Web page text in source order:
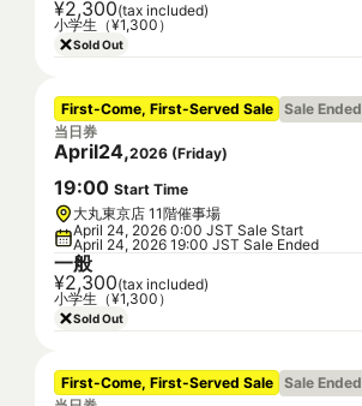
¥2,300(tax included)
小学生（¥1,300）
Sold Out
First-Come, First-Served Sale Sale Ended
当日券
April24,2026 (Friday)
19:00 Start Time
大丸東京店 11階催事場
April 24, 2026 0:00 JST Sale Start
April 24, 2026 19:00 JST Sale Ended
一般
¥2,300(tax included)
小学生（¥1,300）
Sold Out
First-Come, First-Served Sale Sale Ended